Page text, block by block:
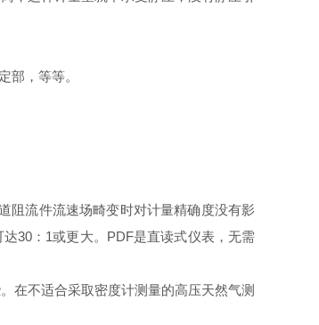
部，等等。
阻流件流速场畸变时对计量精确度没有影
达30： 1或更大。 PDF是直读式仪表，无需
在不适合采取密度计测量的高压天然气测